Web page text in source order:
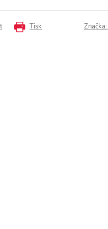
Tisk Značka: